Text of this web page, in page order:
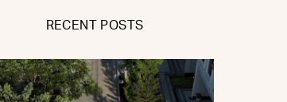
RECENT POSTS